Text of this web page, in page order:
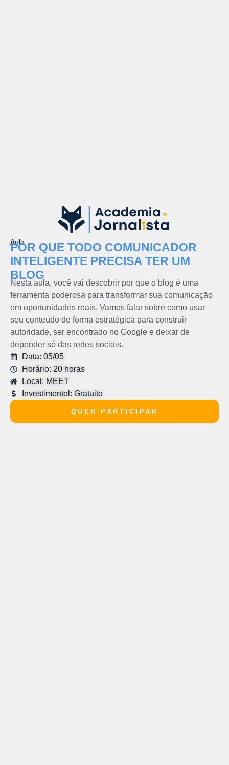
Aula
POR QUE TODO COMUNICADOR
INTELIGENTE PRECISA TER UM
BLOG
Nesta aula, você vai descobrir por que o blog é uma
ferramenta poderosa para transformar sua comunicação
em oportunidades reais. Vamos falar sobre como usar
seu conteúdo de forma estratégica para construir
autoridade, ser encontrado no Google e deixar de
depender só das redes sociais.
Data: 05/05
Horário: 20 horas
Local: MEET
Investimentol: Gratuito
QUER PARTICIPAR